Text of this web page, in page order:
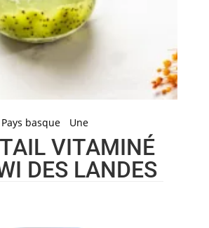
basque Une
VITAMINÉ
DES LANDES